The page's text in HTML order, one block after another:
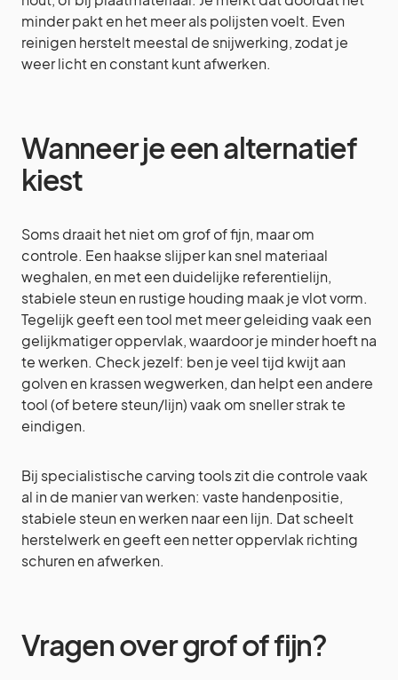
minder pakt en het meer als polijsten voelt. Even
reinigen herstelt meestal de snijwerking, zodat je
weer licht en constant kunt afwerken.
Wanneer je een alternatief
kiest
Soms draait het niet om grof of fijn, maar om
controle. Een haakse slijper kan snel materiaal
weghalen, en met een duidelijke referentielijn,
stabiele steun en rustige houding maak je vlot vorm.
Tegelijk geeft een tool met meer geleiding vaak een
gelijkmatiger oppervlak, waardoor je minder hoeft na
te werken. Check jezelf: ben je veel tijd kwijt aan
golven en krassen wegwerken, dan helpt een andere
tool (of betere steun/lijn) vaak om sneller strak te
eindigen.
Bij specialistische carving tools zit die controle vaak
al in de manier van werken: vaste handenpositie,
stabiele steun en werken naar een lijn. Dat scheelt
herstelwerk en geeft een netter oppervlak richting
schuren en afwerken.
Vragen over grof of fijn?